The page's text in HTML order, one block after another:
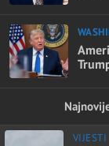
VIJESTI